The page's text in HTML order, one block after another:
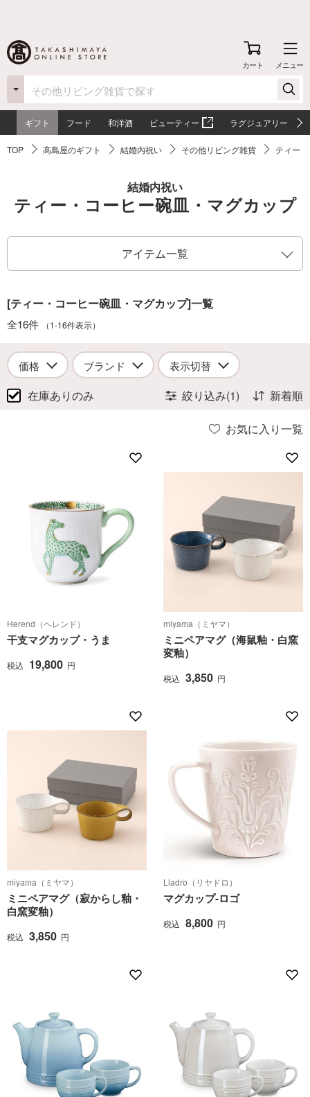
カート メニュー
ギフト フード 和洋酒 ビューティー ラグジュアリー
TOP 高島屋のギフト 結婚内祝い その他リビング雑貨 ティー
結婚内祝い
ティー・コーヒー碗皿・マグカップ
アイテム一覧
[ティー・コーヒー碗皿・マグカップ]一覧
全16件 （1-16件表示）
価格 ブランド 表示切替
在庫ありのみ 絞り込み(1) 新着順
お気に入り一覧
Herend（ヘレンド）
干支マグカップ・うま
税込 19,800 円
miyama（ミヤマ）
ミニペアマグ（海鼠釉・白窯
変釉）
税込 3,850 円
miyama（ミヤマ）
ミニペアマグ（寂からし釉・
白窯変釉）
税込 3,850 円
Lladro（リヤドロ）
マグカップ‐ロゴ
税込 8,800 円